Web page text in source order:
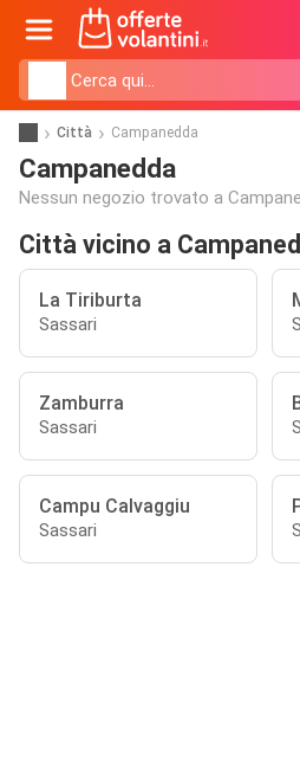
Città Campanedda
Campanedda
Nessun negozio trovato a
Città vicino a
La Tiriburta
Sassari
Zamburra
Sassari
Campu Calvaggiu
Sassari